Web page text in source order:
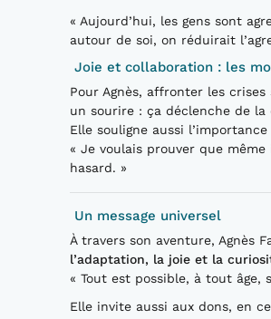
« Aujourd’hui, les gens sont
autour de soi, on réduirait
Joie et collaboration : les
Pour Agnès, affronter les
un sourire : ça déclenche de
Elle souligne aussi l’importance
« Je voulais prouver que
hasard. »
Un message universel
À travers son aventure, Agnès
l’adaptation, la joie et la
« Tout est possible, à tout âge,
Elle invite aussi aux dons, en